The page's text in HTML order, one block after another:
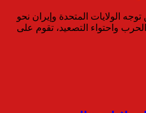
الولايات المتحدة وإيران نحو
واحتواء التصعيد، تقوم على